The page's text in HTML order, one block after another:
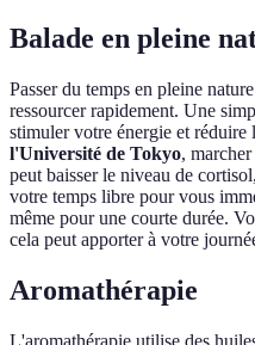
Balade en pleine
Passer du temps en pleine
ressourcer rapidement. Une
stimuler votre énergie et réduire
l'Université de Tokyo,
peut baisser le niveau de
votre temps libre pour vous
même pour une courte durée.
cela peut apporter à votre
Aromathérapie
L'aromathérapie utilise des